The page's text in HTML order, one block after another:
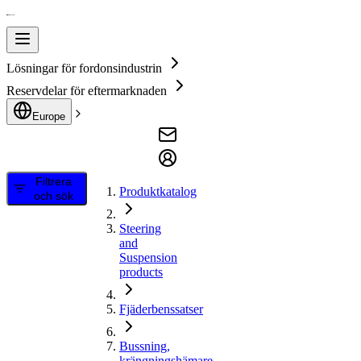
Lösningar för fordonsindustrin
Reservdelar för eftermarknaden
Europe
Filtrera
och sök
Produktkatalog
Steering
and
Suspension
products
Fjäderbenssatser
Bussning,